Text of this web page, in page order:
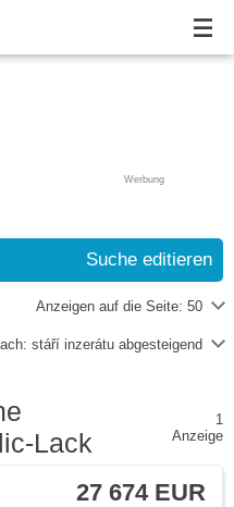
Werbung
Suche editieren
Anzeigen auf die Seite: 50
stáří inzerátu abgesteigend
Lack
1
Anzeige
27 674 EUR